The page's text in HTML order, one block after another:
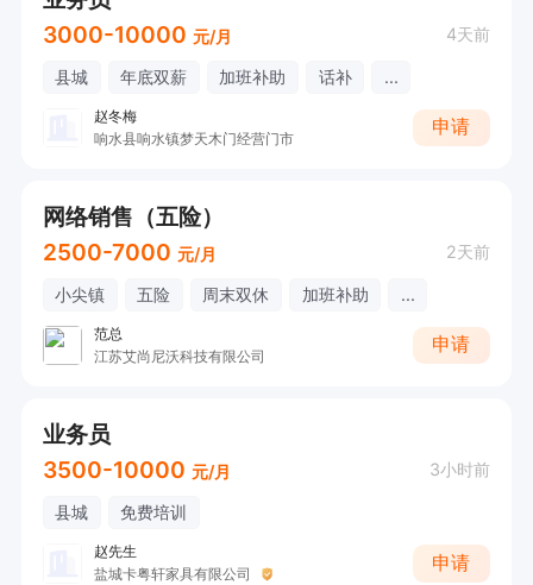
3000-10000 元/月 4天前
县城 年底双薪 加班补助 话补 ...
赵冬梅
响水县响水镇梦天木门经营门市
申请
网络销售（五险）
2500-7000 元/月 2天前
小尖镇 五险 周末双休 加班补助 ...
范总
江苏艾尚尼沃科技有限公司
申请
业务员
3500-10000 元/月 3小时前
县城 免费培训
赵先生
盐城卡粤轩家具有限公司
申请